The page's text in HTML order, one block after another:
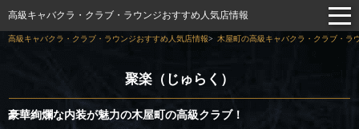
高級キャバクラ・クラブ・ラウンジおすすめ人気店情報
高級キャバクラ・クラブ・ラウンジおすすめ人気店情報 木屋町の高級キャバクラ・クラブ・ラ
聚楽（じゅらく）
豪華絢爛な内装が魅力の木屋町の高級クラブ！